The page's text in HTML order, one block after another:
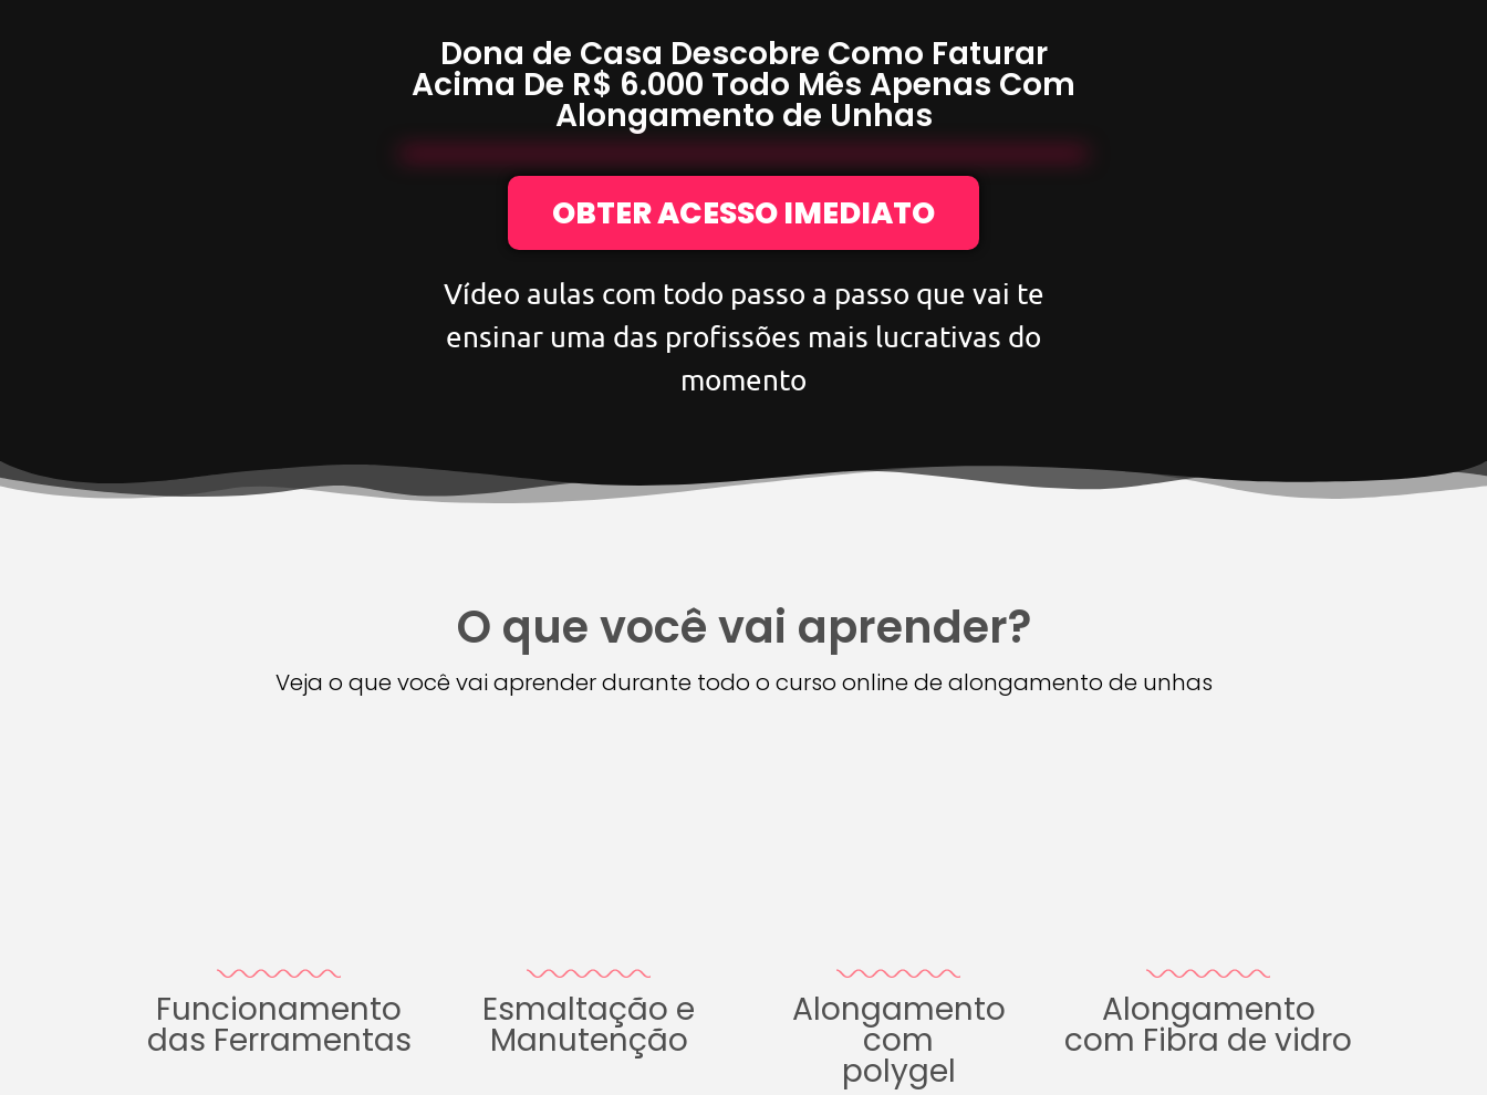
Dona de Casa Descobre Como Faturar
Acima De R$ 6.000 Todo Mês Apenas Com
Alongamento de Unhas
OBTER ACESSO IMEDIATO
Vídeo aulas com todo passo a passo que vai te
ensinar uma das profissões mais lucrativas do
momento
O que você vai aprender?
Veja o que você vai aprender durante todo o curso online de alongamento de unhas
Funcionamento
das Ferramentas
Esmaltação e
Manutenção
Alongamento
com
polygel
Alongamento
com Fibra de vidro